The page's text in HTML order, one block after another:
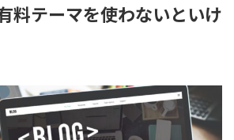
料テーマを使わないといけ